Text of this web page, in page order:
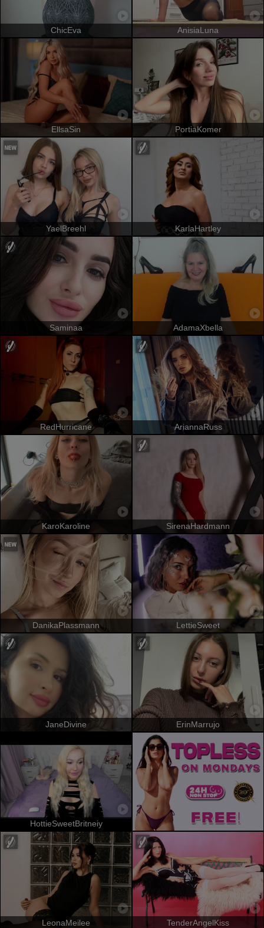
ChicEva AnisiaLuna
EllsaSin PortiaKomer
YaelBreehl KarlaHartley
Saminaa AdamaXbella
RedHurricane AriannaRuss
KaroKaroline SirenaHardmann
DanikaPlassmann LettieSweet
JaneDivine ErinMarrujo
HottieSweetBritneiy
LeonaMeilee TenderAngelKiss